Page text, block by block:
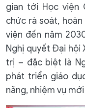
gian tới Học viện
chức rà soát,
viện đến năm
Nghị quyết Đại hội
trị – đặc biệt là
phát triển giáo
năng, nhiệm vụ